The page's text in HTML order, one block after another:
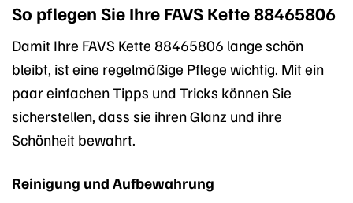
So pflegen Sie Ihre FAVS Kette 88465806
Damit Ihre FAVS Kette 88465806 lange schön
bleibt, ist eine regelmäßige Pflege wichtig. Mit ein
paar einfachen Tipps und Tricks können Sie
sicherstellen, dass sie ihren Glanz und ihre
Schönheit bewahrt.
Reinigung und Aufbewahrung